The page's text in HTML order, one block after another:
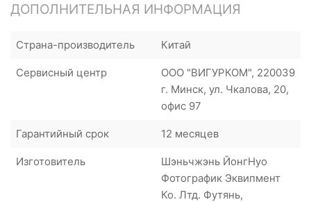
ДОПОЛНИТЕЛЬНАЯ ИНФОРМАЦИЯ
Страна-производитель Китай
Сервисный центр
ООО "ВИГУРКОМ", 220039
г. Минск, ул. Чкалова, 20,
офис 97
Гарантийный срок 12 месяцев
Изготовитель
Шэньчжэнь ЙонгНуо
Фотографик Эквипмент
Ко. Лтд. Футянь,